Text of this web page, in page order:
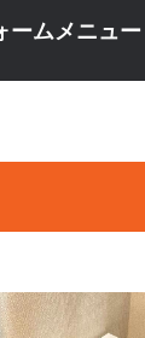
ームメニュー